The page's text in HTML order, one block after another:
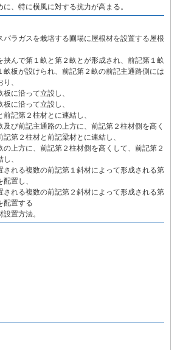
、特に横風に対する抗力が高まる。
パラガスを栽培する圃場に屋根材を設置する屋根
挟んで第１畝と第２畝とが形成され、前記第１畝
畝板が設けられ、前記第２畝の前記主通路側には
、
に沿って立設し、
に沿って立設し、
記第２柱材とに連結し、
び前記主通路の上方に、前記第２柱材側を高く
第２柱材と前記梁材とに連結し、
上方に、前記第２柱材側を高くして、前記第２
、
される複数の前記第１斜材によって形成される第
置し、
される複数の前記第２斜材によって形成される第
配置する
置方法。